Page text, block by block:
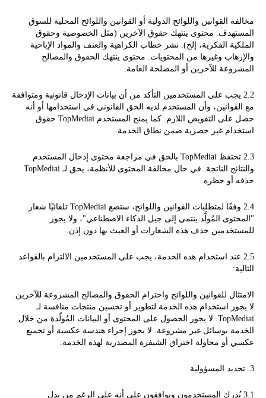
مخالفة القوانين واللوائح الدولية أو القوانين واللوائح المحلية للسوق
المستهدف. محتوى ينتهك حقوق الآخرين (مثل الخصوصية وحقوق
الملكية الفكرية، إلخ). نشر خطاب الكراهية والعنف والمواد الإباحية
والإرهاب وغيرها من المحتويات. محتوى ينتهك الحقوق والمصالح
المشروعة للآخرين أو المصلحة العامة.
2.2 يجب على المستخدمين التأكد من أن بيانات الإدخال قانونية ومتوافقة
مع القوانين، وأن المستخدم لديه الحق القانوني في استخدامها أو أنه
حصل على التفويض اللازم. كما يمنح المستخدم TopMediai حقوق
استخدام غير حصرية ضمن نطاق الخدمة.
2.3 تحتفظ TopMediai بالحق في مراجعة محتوى إدخال المستخدم
والنتائج الناتجة. في حال مخالفة المحتوى للأنظمة، يحق لـ TopMediai
حذفه أو حظره.
2.4 وفقًا لمتطلبات القوانين واللوائح، ستضع TopMediai تلقائيًا شعار
"المحتوى المُولَّد ينتمي إلى جيل الذكاء الاصطناعي"، ولا يجوز
للمستخدمين حذف هذه الشعارات أو العبث بها دون إذن.
2.5 عند استخدام هذه الخدمة، يجب على المستخدمين الالتزام بالقواعد
التالية:
الامتثال للقوانين واللوائح واحترام الحقوق والمصالح المشروعة للآخرين.
لا يجوز استخدام هذه الخدمة لتطوير أو تحسين منتجات منافسة لـ
TopMediai. لا يجوز الحصول على المحتوى أو البيانات المُولّدة من خلال
الخدمة بوسائل غير مشروعة. لا يجوز إجراء هندسة عكسية أو تجميع
عكسي أو محاولة اختراق الشيفرة المصدرية لهذه الخدمة.
3. تحديد المسؤولية
3.1 يُدرك المستخدمون ويوافقون على أنه على الرغم من بذل